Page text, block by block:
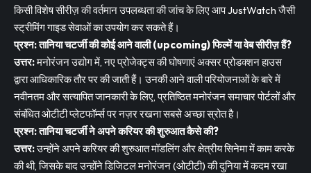
किसी विशेष सीरीज़ की वर्तमान उपलब्धता की जांच के लिए आप JustWatch जैसी
स्ट्रीमिंग गाइड सेवाओं का उपयोग कर सकते हैं।
प्रश्न: तानिया चटर्जी की कोई आने वाली (upcoming) फिल्में या वेब सीरीज़ हैं?
उत्तर:मनोरंजन उद्योग में, नए प्रोजेक्ट्स की घोषणाएं अक्सर प्रोडक्शन हाउस
द्वारा आधिकारिक तौर पर की जाती हैं। उनकी आने वाली परियोजनाओं के बारे में
नवीनतम और सत्यापित जानकारी के लिए, प्रतिष्ठित मनोरंजन समाचार पोर्टलों और
संबंधित ओटीटी प्लेटफॉर्म्स पर नज़र रखना सबसे अच्छा स्रोत है।
प्रश्न: तानिया चटर्जी ने अपने करियर की शुरुआत कैसे की?
उत्तर:उन्होंने अपने करियर की शुरुआत मॉडलिंग और क्षेत्रीय सिनेमा में काम करके
की थी, जिसके बाद उन्होंने डिजिटल मनोरंजन (ओटीटी) की दुनिया में कदम रखा